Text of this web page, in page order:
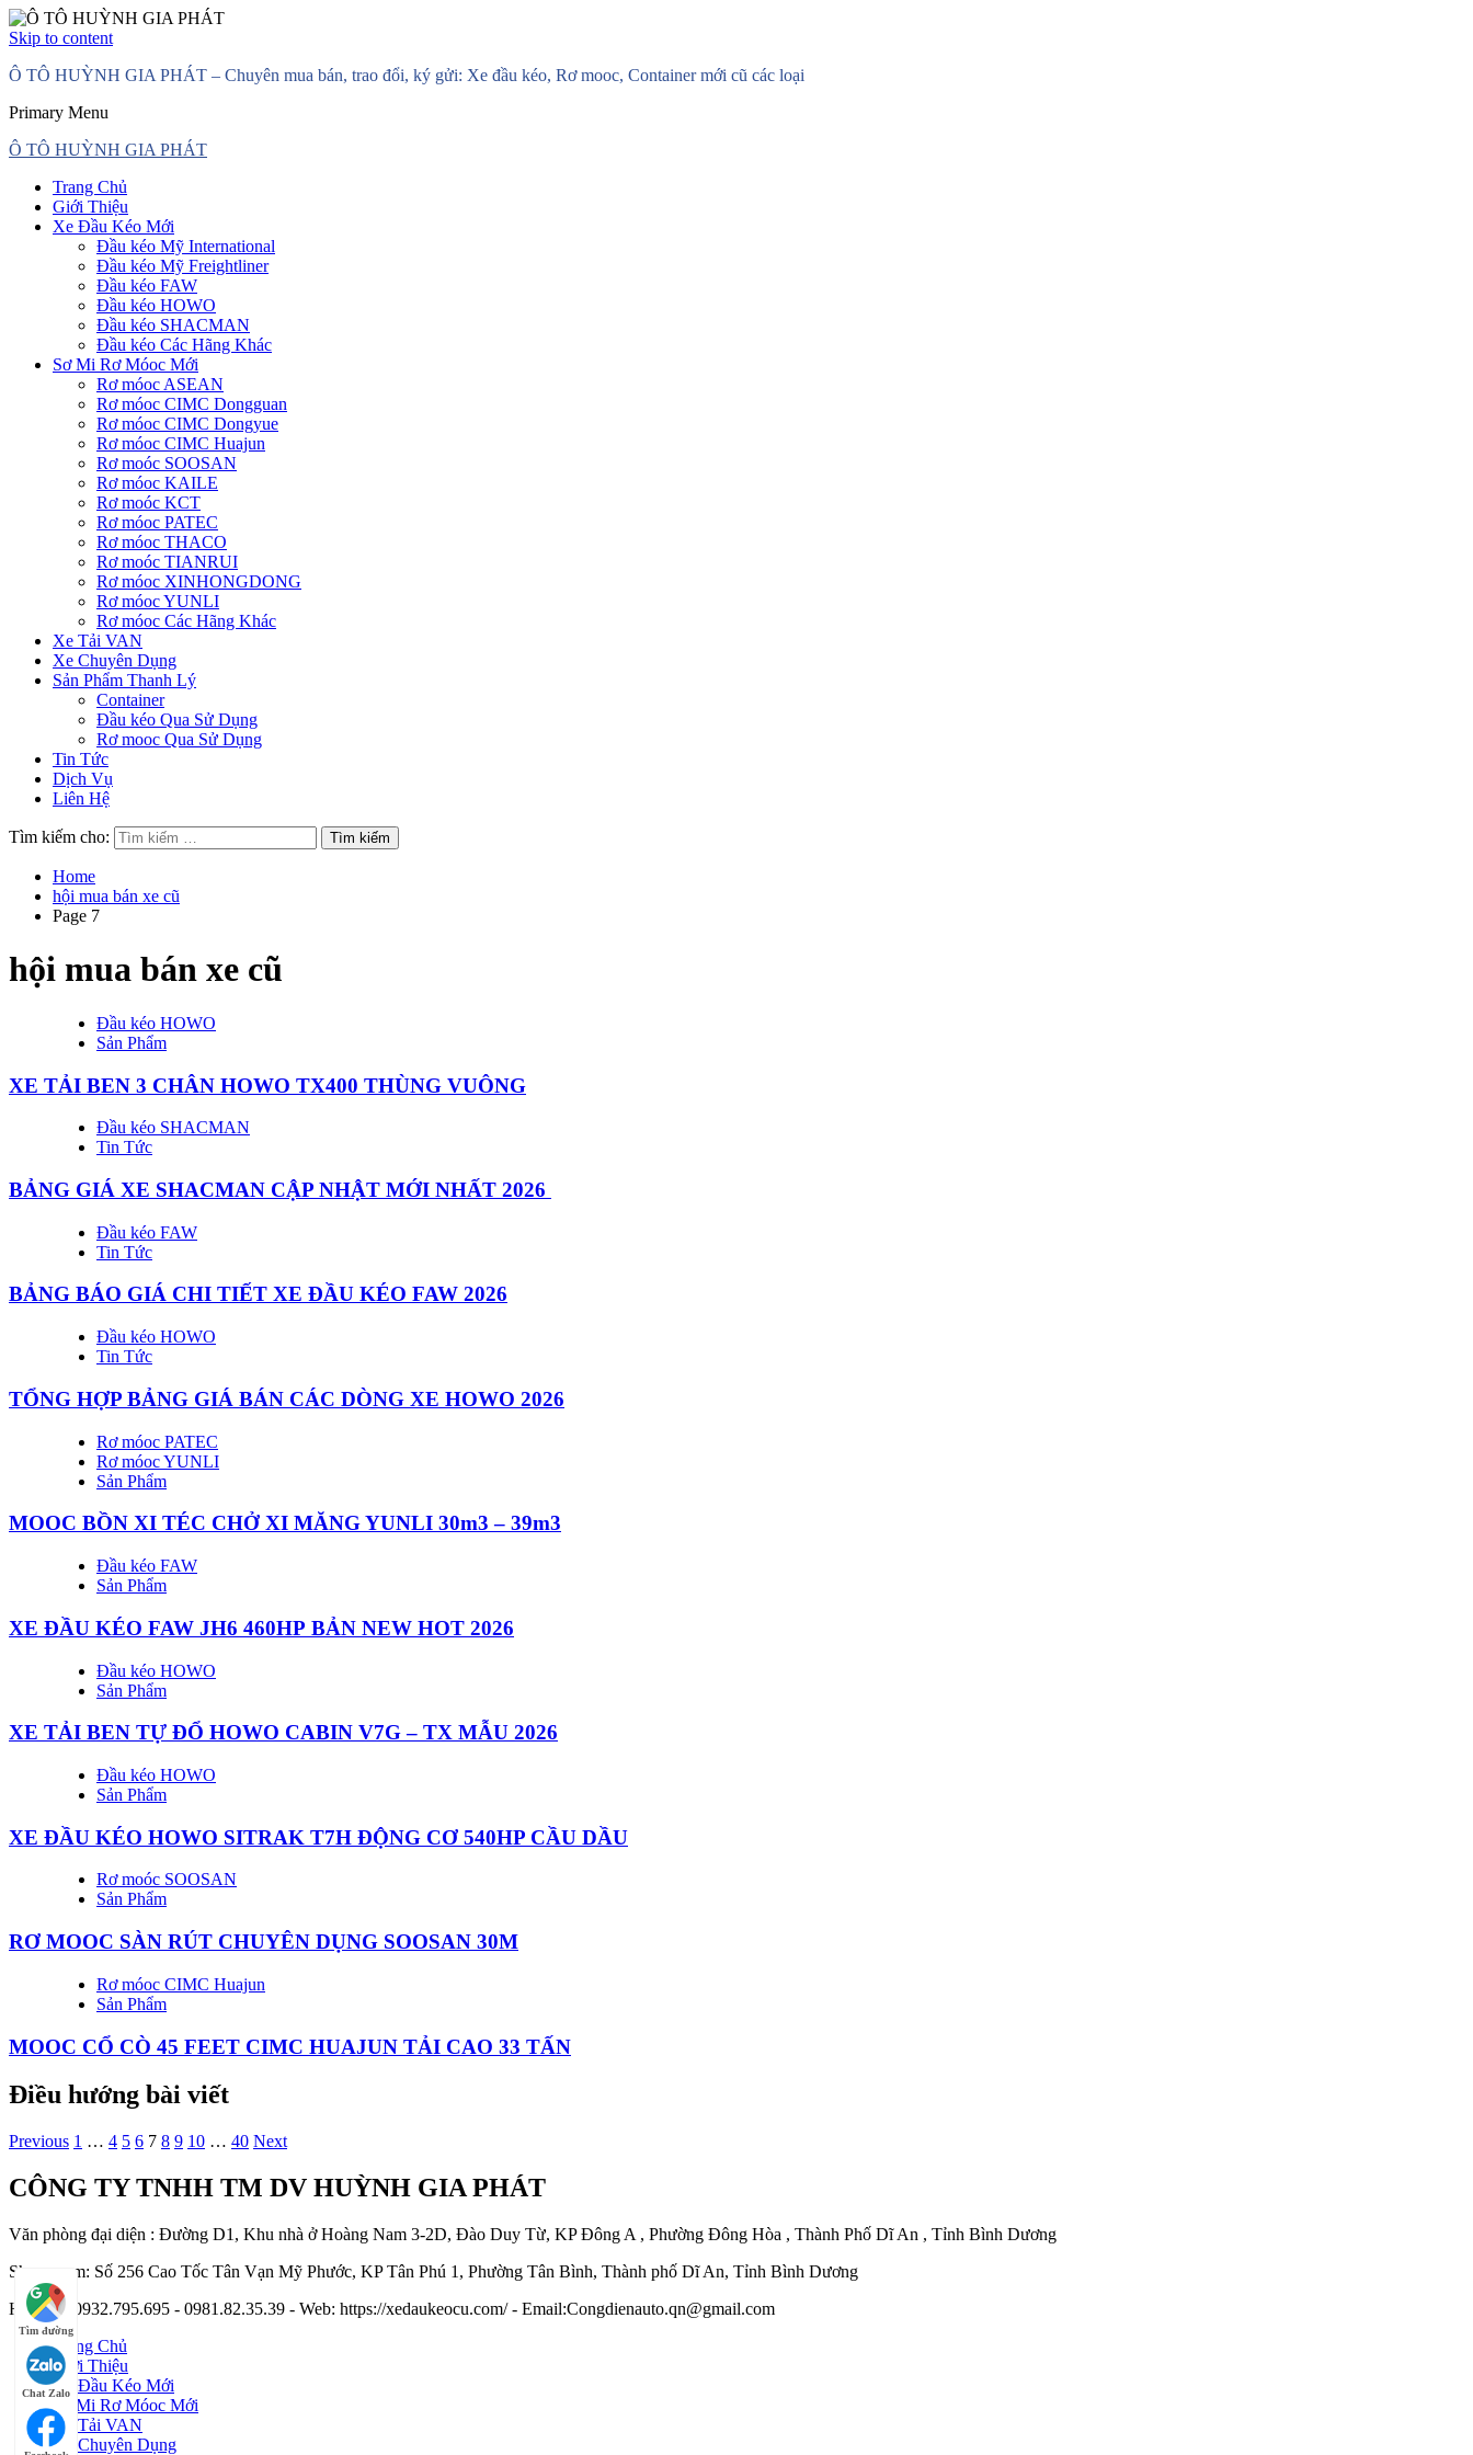
Skip to content
Ô TÔ HUỲNH GIA PHÁT – Chuyên mua bán, trao đổi, ký gửi: Xe đầu kéo, Rơ mooc, Container mới cũ các loại
Primary Menu
Ô TÔ HUỲNH GIA PHÁT
Trang Chủ
Giới Thiệu
Xe Đầu Kéo Mới
Đầu kéo Mỹ International
Đầu kéo Mỹ Freightliner
Đầu kéo FAW
Đầu kéo HOWO
Đầu kéo SHACMAN
Đầu kéo Các Hãng Khác
Sơ Mi Rơ Móoc Mới
Rơ móoc ASEAN
Rơ móoc CIMC Dongguan
Rơ móoc CIMC Dongyue
Rơ móoc CIMC Huajun
Rơ moóc SOOSAN
Rơ móoc KAILE
Rơ moóc KCT
Rơ móoc PATEC
Rơ móoc THACO
Rơ moóc TIANRUI
Rơ móoc XINHONGDONG
Rơ móoc YUNLI
Rơ móoc Các Hãng Khác
Xe Tải VAN
Xe Chuyên Dụng
Sản Phẩm Thanh Lý
Container
Đầu kéo Qua Sử Dụng
Rơ mooc Qua Sử Dụng
Tin Tức
Dịch Vụ
Liên Hệ
Tìm kiếm cho:
Home
hội mua bán xe cũ
Page 7
hội mua bán xe cũ
Đầu kéo HOWO
Sản Phẩm
XE TẢI BEN 3 CHÂN HOWO TX400 THÙNG VUÔNG
Đầu kéo SHACMAN
Tin Tức
BẢNG GIÁ XE SHACMAN CẬP NHẬT MỚI NHẤT 2026
Đầu kéo FAW
Tin Tức
BẢNG BÁO GIÁ CHI TIẾT XE ĐẦU KÉO FAW 2026
Đầu kéo HOWO
Tin Tức
TỔNG HỢP BẢNG GIÁ BÁN CÁC DÒNG XE HOWO 2026
Rơ móoc PATEC
Rơ móoc YUNLI
Sản Phẩm
MOOC BỒN XI TÉC CHỞ XI MĂNG YUNLI 30m3 – 39m3
Đầu kéo FAW
Sản Phẩm
XE ĐẦU KÉO FAW JH6 460HP BẢN NEW HOT 2026
Đầu kéo HOWO
Sản Phẩm
XE TẢI BEN TỰ ĐỔ HOWO CABIN V7G – TX MẪU 2026
Đầu kéo HOWO
Sản Phẩm
XE ĐẦU KÉO HOWO SITRAK T7H ĐỘNG CƠ 540HP CẦU DẦU
Rơ moóc SOOSAN
Sản Phẩm
RƠ MOOC SÀN RÚT CHUYÊN DỤNG SOOSAN 30M
Rơ móoc CIMC Huajun
Sản Phẩm
MOOC CỔ CÒ 45 FEET CIMC HUAJUN TẢI CAO 33 TẤN
Điều hướng bài viết
Previous 1 … 4 5 6 7 8 9 10 … 40 Next
CÔNG TY TNHH TM DV HUỲNH GIA PHÁT
Văn phòng đại diện : Đường D1, Khu nhà ở Hoàng Nam 3-2D, Đào Duy Từ, KP Đông A , Phường Đông Hòa , Thành Phố Dĩ An , Tỉnh Bình Dương
Showroom: Số 256 Cao Tốc Tân Vạn Mỹ Phước, KP Tân Phú 1, Phường Tân Bình, Thành phố Dĩ An, Tỉnh Bình Dương
Hotline : 0932.795.695 - 0981.82.35.39 - Web: https://xedaukeocu.com/ - Email:Congdienauto.qn@gmail.com
Tìm đường
Chat Zalo
Trang Chủ
Giới Thiệu
Xe Đầu Kéo Mới
Sơ Mi Rơ Móoc Mới
Xe Tải VAN
Xe Chuyên Dụng